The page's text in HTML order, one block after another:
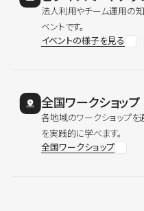
法人利用やチーム運用の
ベントです。
イベントの様子を見る
全国ワークショップ
各地域のワークショップを
を実践的に学べます。
全国ワークショップ